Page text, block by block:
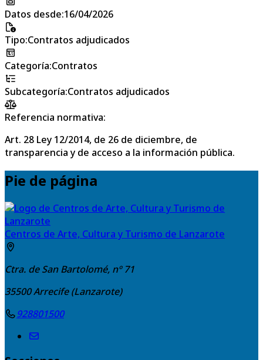
Datos desde:16/04/2026
Tipo:Contratos adjudicados
Categoría:Contratos
Subcategoría:Contratos adjudicados
Referencia normativa:
Art. 28 Ley 12/2014, de 26 de diciembre, de
transparencia y de acceso a la información pública.
Pie de página
Centros de Arte, Cultura y Turismo de Lanzarote
Ctra. de San Bartolomé, nº 71
35500Arrecife (Lanzarote)
928801500